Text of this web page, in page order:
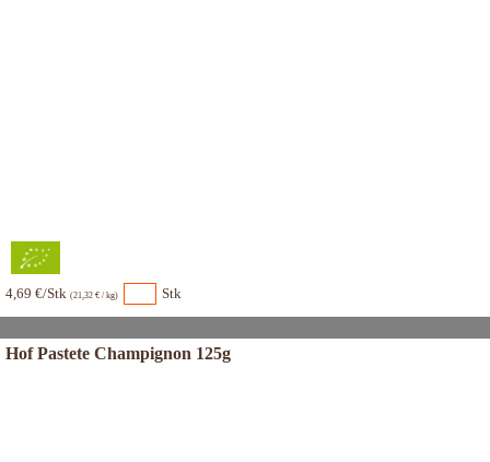
4,69 €/Stk (21,32 € / kg) Stk
Hof Pastete Champignon 125g